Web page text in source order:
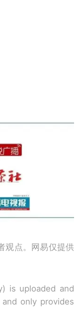
观点。网易仅提供
is uploaded and
only provides